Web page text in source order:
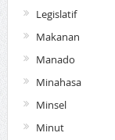
Legislatif
Makanan
Manado
Minahasa
Minsel
Minut